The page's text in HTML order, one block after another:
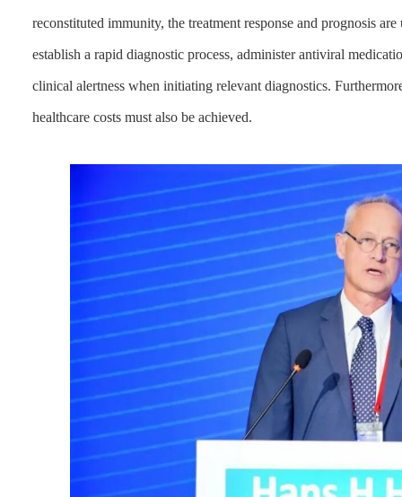
reconstituted immunity, the treatment response and prognosis
establish a rapid diagnostic process, administer antiviral
clinical alertness when initiating relevant diagnostics.
healthcare costs must also be achieved.